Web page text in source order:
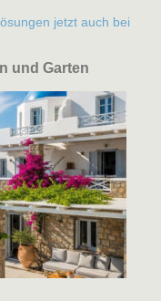
jetzt auch bei
und Garten